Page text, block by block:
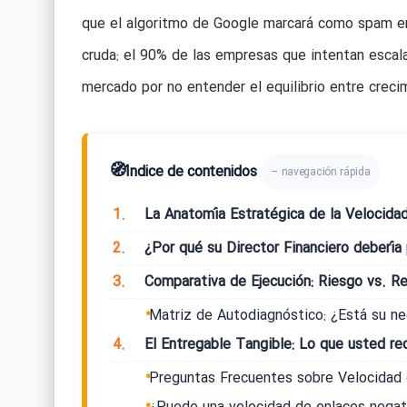
que el algoritmo de Google marcará como spam
cruda: el 90% de las empresas que intentan
mercado por no entender el equilibrio entre
🧭Índice de contenidos – navegación rápida
1.
La Anatomía Estratégica de la
2.
¿Por qué su Director Financiero
3.
Comparativa de Ejecución: Riesgo vs.
Matriz de Autodiagnóstico: ¿Está su
4.
El Entregable Tangible: Lo que usted
Preguntas Frecuentes sobre Velocidad